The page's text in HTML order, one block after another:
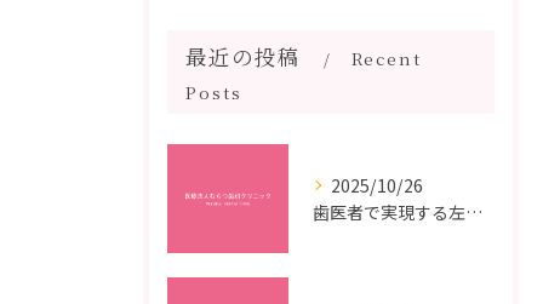
最近の投稿
Recent
Posts
2025/10/26
歯医者で実現する左右対称治療のポイントと矯正治療選びの疑問解決ガイド